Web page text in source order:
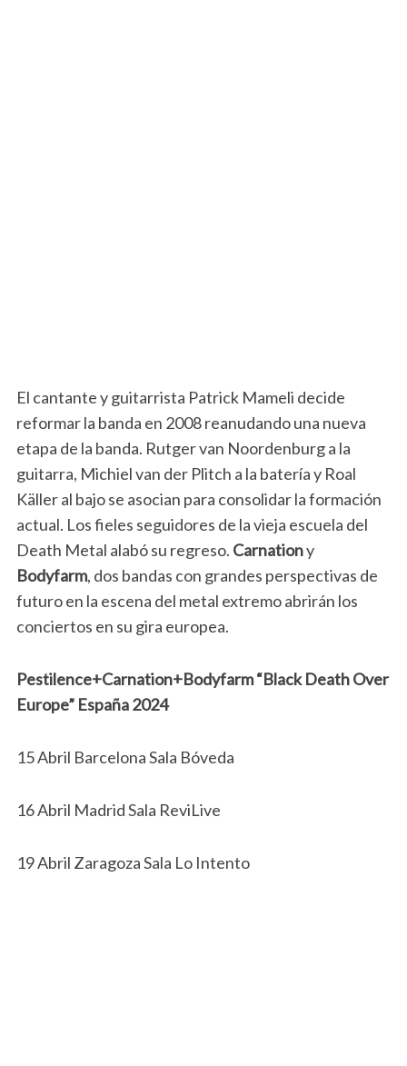
El cantante y guitarrista Patrick Mameli decide
reformar la banda en 2008 reanudando una nueva
etapa de la banda. Rutger van Noordenburg a la
guitarra, Michiel van der Plitch a la batería y Roal
Käller al bajo se asocian para consolidar la formación
actual. Los fieles seguidores de la vieja escuela del
Death Metal alabó su regreso. Carnationy
Bodyfarm, dos bandas con grandes perspectivas de
futuro en la escena del metal extremo abrirán los
conciertos en su gira europea.
Pestilence+Carnation+Bodyfarm “Black Death Over
Europe” España 2024
15 Abril Barcelona Sala Bóveda
16 Abril Madrid Sala ReviLive
19 Abril Zaragoza Sala Lo Intento